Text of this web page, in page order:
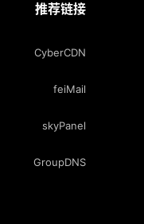
推荐链接
CyberCDN
feiMail
skyPanel
GroupDNS